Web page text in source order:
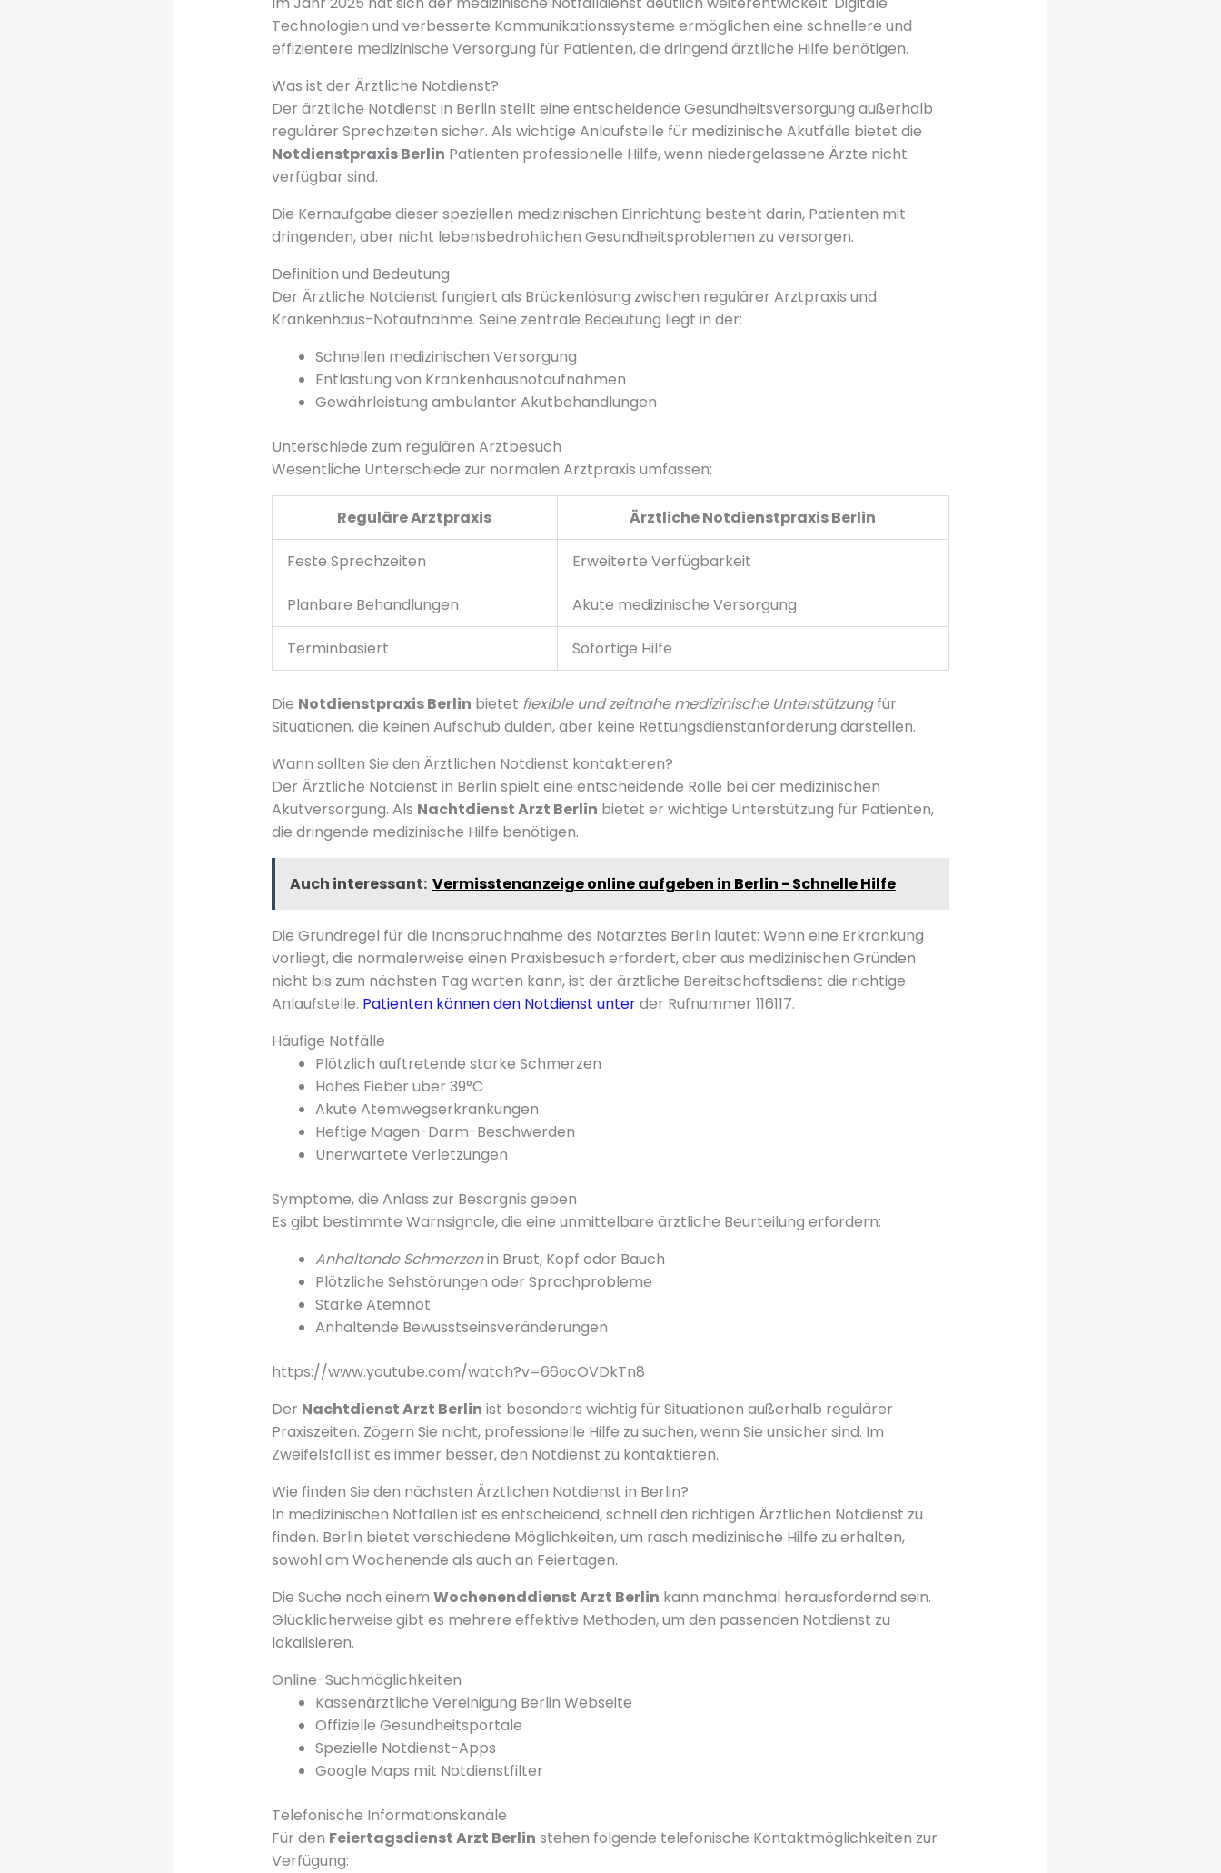
Technologien und verbesserte Kommunikationssysteme ermöglichen eine schnellere und
effizientere medizinische Versorgung für Patienten, die dringend ärztliche Hilfe benötigen.
Was ist der Ärztliche Notdienst?
Der ärztliche Notdienst in Berlin stellt eine entscheidende Gesundheitsversorgung außerhalb
regulärer Sprechzeiten sicher. Als wichtige Anlaufstelle für medizinische Akutfälle bietet die
Notdienstpraxis Berlin Patienten professionelle Hilfe, wenn niedergelassene Ärzte nicht
verfügbar sind.
Die Kernaufgabe dieser speziellen medizinischen Einrichtung besteht darin, Patienten mit
dringenden, aber nicht lebensbedrohlichen Gesundheitsproblemen zu versorgen.
Definition und Bedeutung
Der Ärztliche Notdienst fungiert als Brückenlösung zwischen regulärer Arztpraxis und
Krankenhaus-Notaufnahme. Seine zentrale Bedeutung liegt in der:
Schnellen medizinischen Versorgung
Entlastung von Krankenhausnotaufnahmen
Gewährleistung ambulanter Akutbehandlungen
Unterschiede zum regulären Arztbesuch
Wesentliche Unterschiede zur normalen Arztpraxis umfassen:
Reguläre Arztpraxis Ärztliche Notdienstpraxis Berlin
Feste Sprechzeiten Erweiterte Verfügbarkeit
Planbare Behandlungen Akute medizinische Versorgung
Terminbasiert Sofortige Hilfe
Die Notdienstpraxis Berlin bietet flexible und zeitnahe medizinische Unterstützungfür
Situationen, die keinen Aufschub dulden, aber keine Rettungsdienstanforderung darstellen.
Wann sollten Sie den Ärztlichen Notdienst kontaktieren?
Der Ärztliche Notdienst in Berlin spielt eine entscheidende Rolle bei der medizinischen
Akutversorgung. Als Nachtdienst Arzt Berlin bietet er wichtige Unterstützung für Patienten,
die dringende medizinische Hilfe benötigen.
Auch interessant: Vermisstenanzeige online aufgeben in Berlin - Schnelle Hilfe
Die Grundregel für die Inanspruchnahme des Notarztes Berlin lautet: Wenn eine Erkrankung
vorliegt, die normalerweise einen Praxisbesuch erfordert, aber aus medizinischen Gründen
nicht bis zum nächsten Tag warten kann, ist der ärztliche Bereitschaftsdienst die richtige
Anlaufstelle. Patienten können den Notdienst unterder Rufnummer 116117.
Häufige Notfälle
Plötzlich auftretende starke Schmerzen
Hohes Fieber über 39°C
Akute Atemwegserkrankungen
Heftige Magen-Darm-Beschwerden
Unerwartete Verletzungen
Symptome, die Anlass zur Besorgnis geben
Es gibt bestimmte Warnsignale, die eine unmittelbare ärztliche Beurteilung erfordern:
Anhaltende Schmerzenin Brust, Kopf oder Bauch
Plötzliche Sehstörungen oder Sprachprobleme
Starke Atemnot
Anhaltende Bewusstseinsveränderungen
https://www.youtube.com/watch?v=66ocOVDkTn8
Der Nachtdienst Arzt Berlin ist besonders wichtig für Situationen außerhalb regulärer
Praxiszeiten. Zögern Sie nicht, professionelle Hilfe zu suchen, wenn Sie unsicher sind. Im
Zweifelsfall ist es immer besser, den Notdienst zu kontaktieren.
Wie finden Sie den nächsten Ärztlichen Notdienst in Berlin?
In medizinischen Notfällen ist es entscheidend, schnell den richtigen Ärztlichen Notdienst zu
finden. Berlin bietet verschiedene Möglichkeiten, um rasch medizinische Hilfe zu erhalten,
sowohl am Wochenende als auch an Feiertagen.
Die Suche nach einem Wochenenddienst Arzt Berlin kann manchmal herausfordernd sein.
Glücklicherweise gibt es mehrere effektive Methoden, um den passenden Notdienst zu
lokalisieren.
Online-Suchmöglichkeiten
Kassenärztliche Vereinigung Berlin Webseite
Offizielle Gesundheitsportale
Spezielle Notdienst-Apps
Google Maps mit Notdienstfilter
Telefonische Informationskanäle
Für den Feiertagsdienst Arzt Berlin stehen folgende telefonische Kontaktmöglichkeiten zur
Verfügung: